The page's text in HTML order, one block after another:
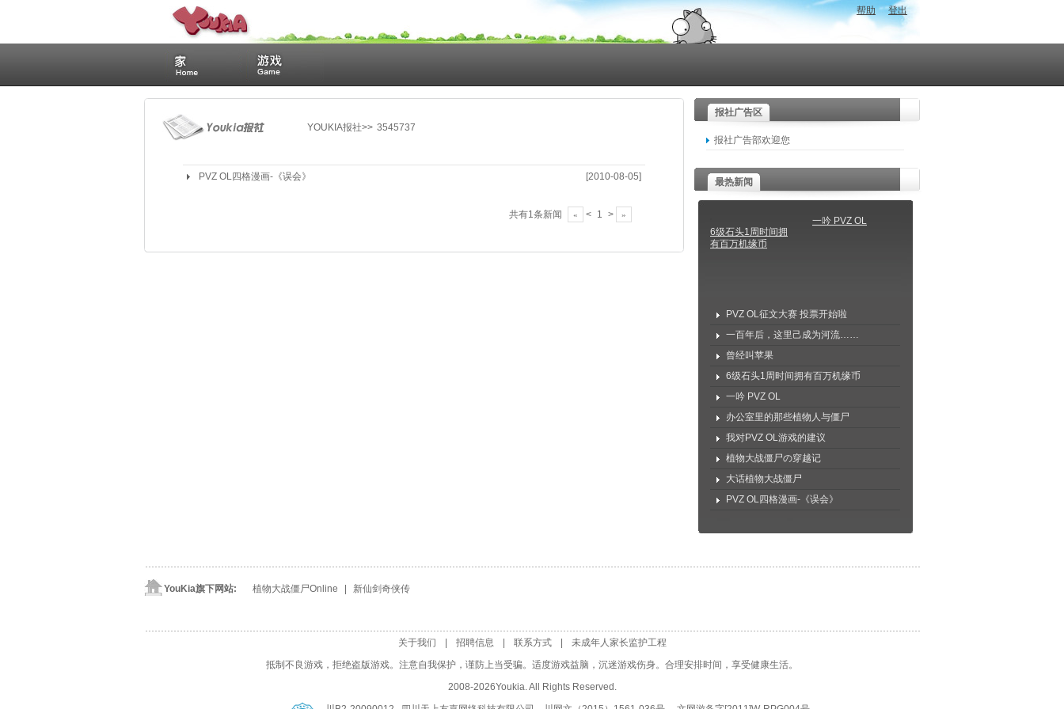
帮助 登出
YOUKIA报社>> 3545737
[2010-08-05]
PVZ OL四格漫画-《误会》
共有1条新闻 « < 1 > »
报社广告区
报社广告部欢迎您
最热新闻
6级石头1周时间拥
有百万机缘币
一吟 PVZ OL
PVZ OL征文大赛 投票开始啦
一百年后，这里己成为河流……
曾经叫苹果
6级石头1周时间拥有百万机缘币
一吟 PVZ OL
办公室里的那些植物人与僵尸
我对PVZ OL游戏的建议
植物大战僵尸の穿越记
大话植物大战僵尸
PVZ OL四格漫画-《误会》
YouKia旗下网站: 植物大战僵尸Online 新仙剑奇侠传
关于我们 招聘信息 联系方式
未成年人家长监护工程
抵制不良游戏，拒绝盗版游戏。注意自我保护，谨防上当受骗。适度游戏益脑，沉迷游戏伤身。合理安排时间，享受健康生活。
2008-2026Youkia. All Rights Reserved.